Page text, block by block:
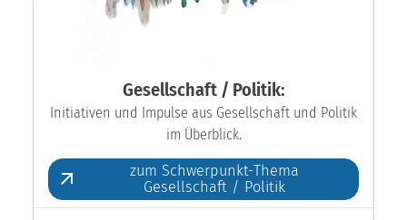
Gesellschaft / Politik:
Initiativen und Impulse aus Gesellschaft und Politik
im Überblick.
zum Schwerpunkt-Thema
Gesellschaft / Politik